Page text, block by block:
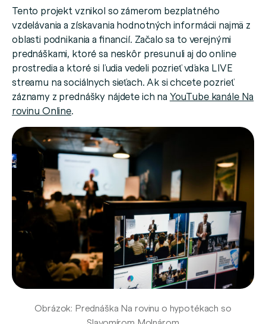
Tento projekt vznikol so zámerom bezplatného
vzdelávania a získavania hodnotných informácii najmä z
oblasti podnikania a financií. Začalo sa to verejnými
prednáškami, ktoré sa neskôr presunuli aj do online
prostredia a ktoré si ľudia vedeli pozrieť vďaka LIVE
streamu na sociálnych sieťach. Ak si chcete pozrieť
záznamy z prednášky nájdete ich na YouTube kanále Na
rovinu Online.
Obrázok: Prednáška Na rovinu o hypotékach so